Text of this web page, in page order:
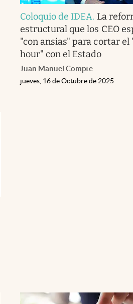
Coloquio de IDEA. La
estructural que los CEO
"con ansias" para cortar el
hour" con el Estado
Juan Manuel Compte
jueves, 16 de Octubre de 2025